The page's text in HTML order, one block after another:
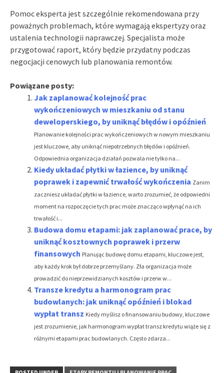
Pomoc eksperta jest szczególnie rekomendowana przy
poważnych problemach, które wymagają ekspertyzy oraz
ustalenia technologii naprawczej. Specjalista może
przygotować raport, który będzie przydatny podczas
negocjacji cenowych lub planowania remontów.
Powiązane posty:
Jak zaplanować kolejność prac
wykończeniowych w mieszkaniu od stanu
deweloperskiego, by uniknąć błędów i opóźnień
Planowanie kolejności prac wykończeniowych w nowym mieszkaniu
jest kluczowe, aby uniknąć niepotrzebnych błędów i opóźnień.
Odpowiednia organizacja działań pozwala nie tylko na...
Kiedy układać płytki w łazience, by uniknąć
poprawek i zapewnić trwałość wykończenia Zanim
zaczniesz układać płytki w łazience, warto zrozumieć, że odpowiedni
moment na rozpoczęcie tych prac może znacząco wpłynąć na ich
trwałość i...
Budowa domu etapami: jak zaplanować prace, by
uniknąć kosztownych poprawek i przerw
finansowych Planując budowę domu etapami, kluczowe jest,
aby każdy krok był dobrze przemyślany. Zła organizacja może
prowadzić do nieprzewidzianych kosztów i przerw w...
Transze kredytu a harmonogram prac
budowlanych: jak uniknąć opóźnień i blokad
wypłat transz Kiedy myślisz o finansowaniu budowy, kluczowe
jest zrozumienie, jak harmonogram wypłat transz kredytu wiąże się z
różnymi etapami prac budowlanych. Często zdarza...